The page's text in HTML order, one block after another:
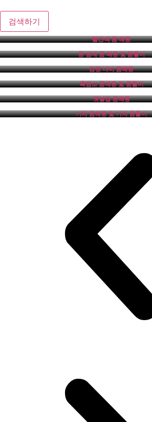
검색하기
빨간색 꿈 해몽
똥 냄새 꿈 해몽 및 꿈풀이
검정 나비 꿈해몽
흑염소 꿈해몽 및 꿈풀이
옛날집 꿈해몽
기차 꿈해몽 및 기차 꿈풀이